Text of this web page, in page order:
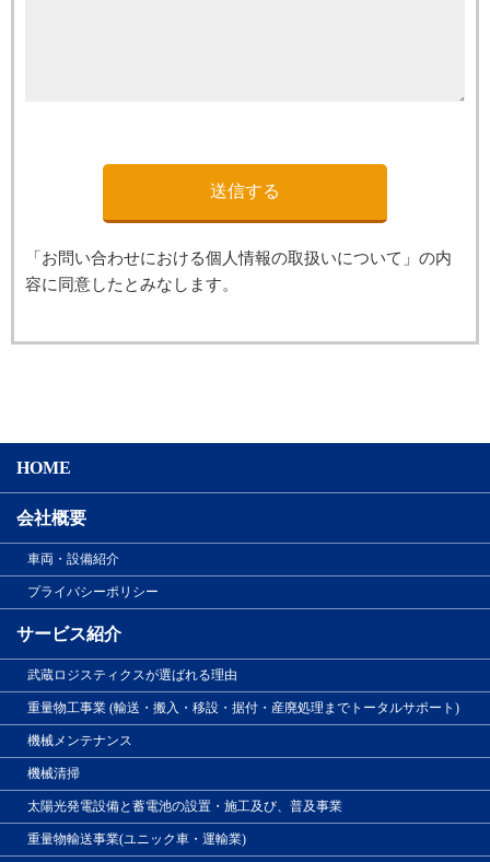
「お問い合わせにおける個人情報の取扱いについて」の内
容に同意したとみなします。
HOME
会社概要
車両・設備紹介
プライバシーポリシー
サービス紹介
武蔵ロジスティクスが選ばれる理由
重量物工事業 (輸送・搬入・移設・据付・産廃処理までトータルサポート)
機械メンテナンス
機械清掃
太陽光発電設備と蓄電池の設置・施工及び、普及事業
重量物輸送事業(ユニック車・運輸業)